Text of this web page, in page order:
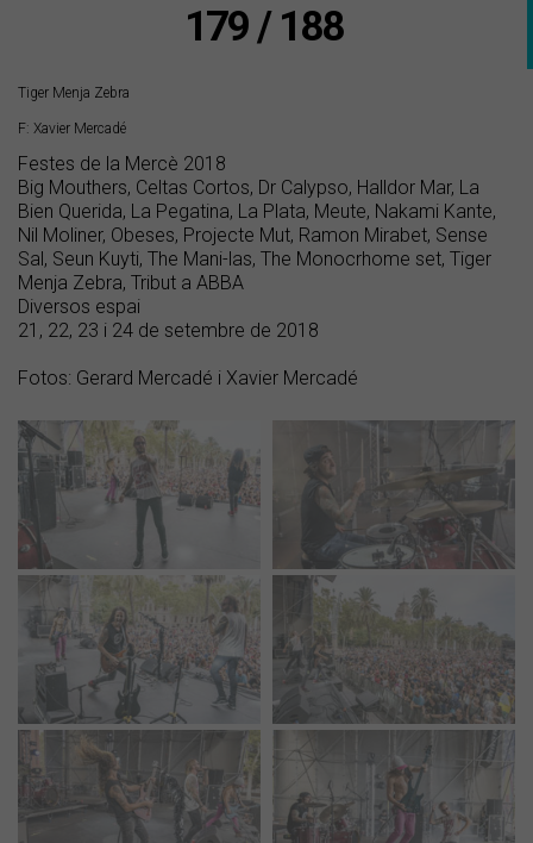
179 / 188
Tiger Menja Zebra
F: Xavier Mercadé
Festes de la Mercè 2018
Big Mouthers, Celtas Cortos, Dr Calypso, Halldor Mar, La
Bien Querida, La Pegatina, La Plata, Meute, Nakami Kante,
Nil Moliner, Obeses, Projecte Mut, Ramon Mirabet, Sense
Sal, Seun Kuyti, The Mani-las, The Monocrhome set, Tiger
Menja Zebra, Tribut a ABBA
Diversos espai
21, 22, 23 i 24 de setembre de 2018
Fotos: Gerard Mercadé i Xavier Mercadé